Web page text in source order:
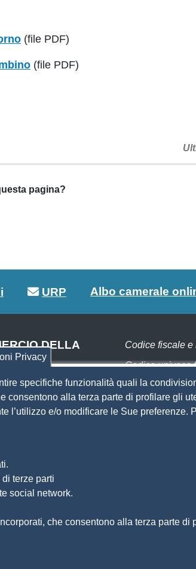
(file PDF)
(file PDF)
pagina?
URP Albo camerale
DELLA
1)
Codice fiscale e
Codice univoco
Pagare con
Dichiarazione di
Feedback
Siti tematici:
Privacy
specifiche funzionalità quali la
alla terza parte di profilare gli
l’utilizzo e/o modificare le Sue preferenze.
terze parti
social network.
che consentono alla terza parte di